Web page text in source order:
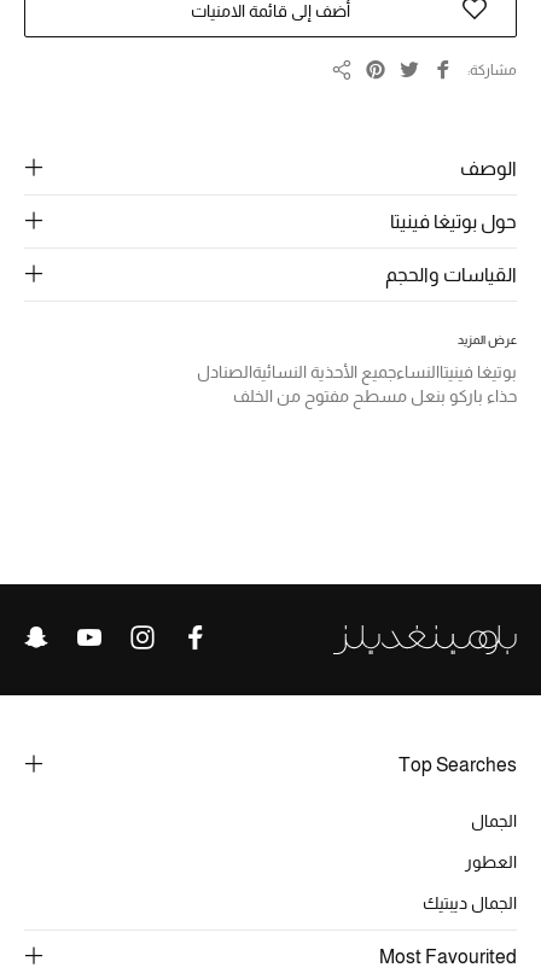
عرض جميع المنتجات
ركن أناقة المنتجعات
الموسم الجديد
جميع إصدارتنا النسائية
تشكيلة المناسبات للنساء
تشكيلة الأعراس
حقائب وأحذية متطابقة
هدايا للنساء
ركن الفخامة
جميع الملابس النسائية
جميع الأحذية النسائية
أضف إلى قائمة الامنيات
مشاركة
الوصف
حول بوتيغا فينيتا
القياسات والحجم
عرض المزيد
بوتيغا فينيتاالنساءجميع الأحذية النسائيةالصنادل
حذاء باركو بنعل مسطح مفتوح من الخلف
Top Searches
الجمال
العطور
الجمال ديبتيك
Most Favourited